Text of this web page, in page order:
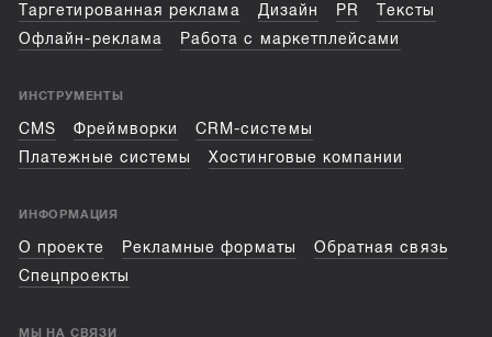
Таргетированная реклама
Дизайн PR
Тексты
Офлайн-реклама
Работа с маркетплейсами
ИНСТРУМЕНТЫ
CMS Фреймворки
CRM-системы
Платежные системы
Хостинговые компании
ИНФОРМАЦИЯ
О проекте Рекламные форматы
Обратная связь
Спецпроекты
МЫ НА СВЯЗИ